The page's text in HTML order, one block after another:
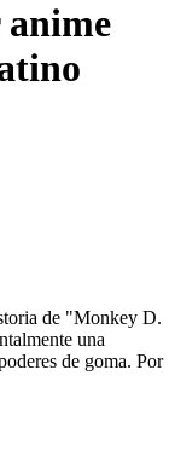
de "Monkey D.
una
de goma. Por